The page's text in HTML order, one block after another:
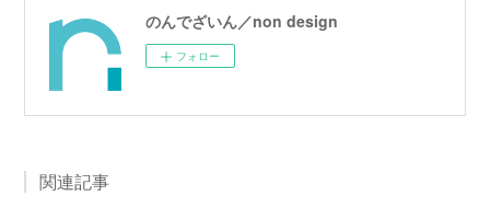
のんでざいん／non design
フォロー
関連記事